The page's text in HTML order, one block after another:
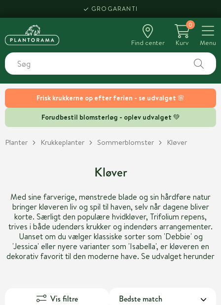
Frisk krukkerne op efter ferien - se udvalget 🌸
Forudbestil blomsterløg - oplev udvalget 💚
GROGARANTI
Find center
0
Kurv
Menu
Planter Krukkeplanter Sommerblomster Kløver
Kløver
Med sine farverige, mønstrede blade og sin hårdføre natur
bringer kløveren liv og spil til haven, selv når dagene bliver
korte. Særligt den populære hvidkløver, Trifolium repens,
trives i både udendørs krukker og indendørs arrangementer.
Uanset om du vælger klassiske sorter som 'Debbie' og
'Jessica' eller nyere varianter som 'Isabella', er kløveren en
dekorativ favorit til den moderne have. Se udvalget herunder
Vis filtre